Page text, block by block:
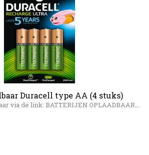
Duracell type AA (4 stuks)
via de link: BATTERIJEN OPLAADBAAR…